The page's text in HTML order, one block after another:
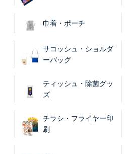
巾着・ポーチ
サコッシュ・ショルダ
ーバッグ
ティッシュ・除菌グッ
ズ
チラシ・フライヤー印
刷